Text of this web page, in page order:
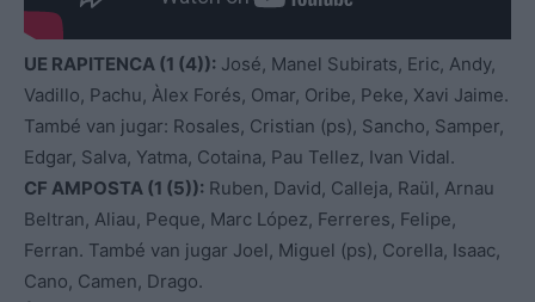
UE RAPITENCA (1 (4)): José, Manel Subirats, Eric, Andy,
Vadillo, Pachu, Àlex Forés, Omar, Oribe, Peke, Xavi Jaime.
També van jugar: Rosales, Cristian (ps), Sancho, Samper,
Edgar, Salva, Yatma, Cotaina, Pau Tellez, Ivan Vidal.
CF AMPOSTA (1 (5)): Ruben, David, Calleja, Raül, Arnau
Beltran, Aliau, Peque, Marc López, Ferreres, Felipe,
Ferran. També van jugar Joel, Miguel (ps), Corella, Isaac,
Cano, Camen, Drago.